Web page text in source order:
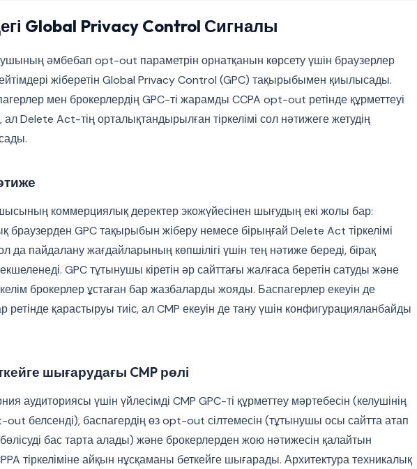
Global Privacy Control Сигналы
әмбебап opt-out параметрін орнатқанын көрсету үшін браузерлер
жіберетін Global Privacy Control (GPC) тақырыбымен қиылысады.
мен брокерлердің GPC-ті жарамды CCPA opt-out ретінде құрметтеуі
ал Delete Act-тің орталықтандырылған тіркелімі сол нәтижеге жетудің
коммерциялық деректер экожүйесінен шығудың екі жолы бар:
браузерден GPC тақырыбын жіберу немесе бірыңғай Delete Act тіркелімі
да пайдалану жағдайларының көпшілігі үшін тең нәтиже береді, бірақ
GPC тұтынушы кіретін әр сайттағы жалғаса беретін сатуды және
брокерлер ұстаған бар жазбаларды жояды. Баспагерлер екеуін де
ретінде қарастыруы тиіс, ал CMP екеуін де тану үшін конфигурацияланбайды
шығарудағы CMP рөлі
аудиториясы үшін үйлесімді CMP GPC-ті құрметтеу мәртебесін (келушінің
белсенді), баспагердің өз opt-out сілтемесін (тұтынушы осы сайтта атап
бас тарта алады) және брокерлерден жою нәтижесін қалайтын
тіркеліміне айқын нұсқаманы беткейге шығарады. Архитектура техникалық